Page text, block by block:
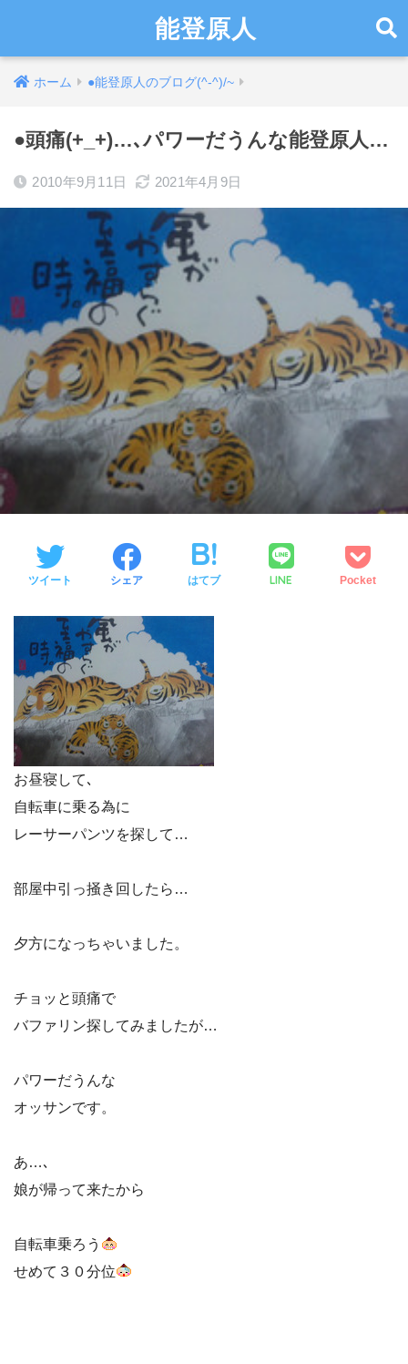
能登原人
ホーム ●能登原人のブログ(^-^)/~
●頭痛(+_+)…､パワーだうんな能登原人…
2010年9月11日 2021年4月9日
ツイート シェア はてブ LINE Pocket
お昼寝して､
自転車に乗る為に
レーサーパンツを探して…
部屋中引っ掻き回したら…
夕方になっちゃいました。
チョッと頭痛で
バファリン探してみましたが…
パワーだうんな
オッサンです。
あ…､
娘が帰って来たから
自転車乗ろう
せめて３０分位